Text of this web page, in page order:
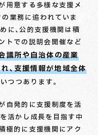
用意する多様な支援メ
業務に追われていま
に、公的支援機関は積
トでの説明会開催など
議所や自治体の産業
、支援情報が地域全体
つつあります。
自発的に支援制度を活
活かし成長を目指す中
極的に支援機関にアク